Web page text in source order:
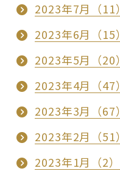
2023年7月（11）
2023年6月（15）
2023年5月（20）
2023年4月（47）
2023年3月（67）
2023年2月（51）
2023年1月（2）